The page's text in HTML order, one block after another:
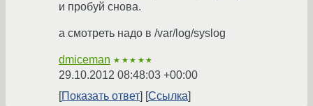
и пробуй снова.
а смотреть надо в /var/log/syslog
dmiceman ★★★★★
29.10.2012 08:48:03 +00:00
Показать ответ
Ссылка